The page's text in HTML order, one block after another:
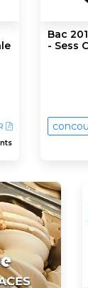
Bac
- Sess